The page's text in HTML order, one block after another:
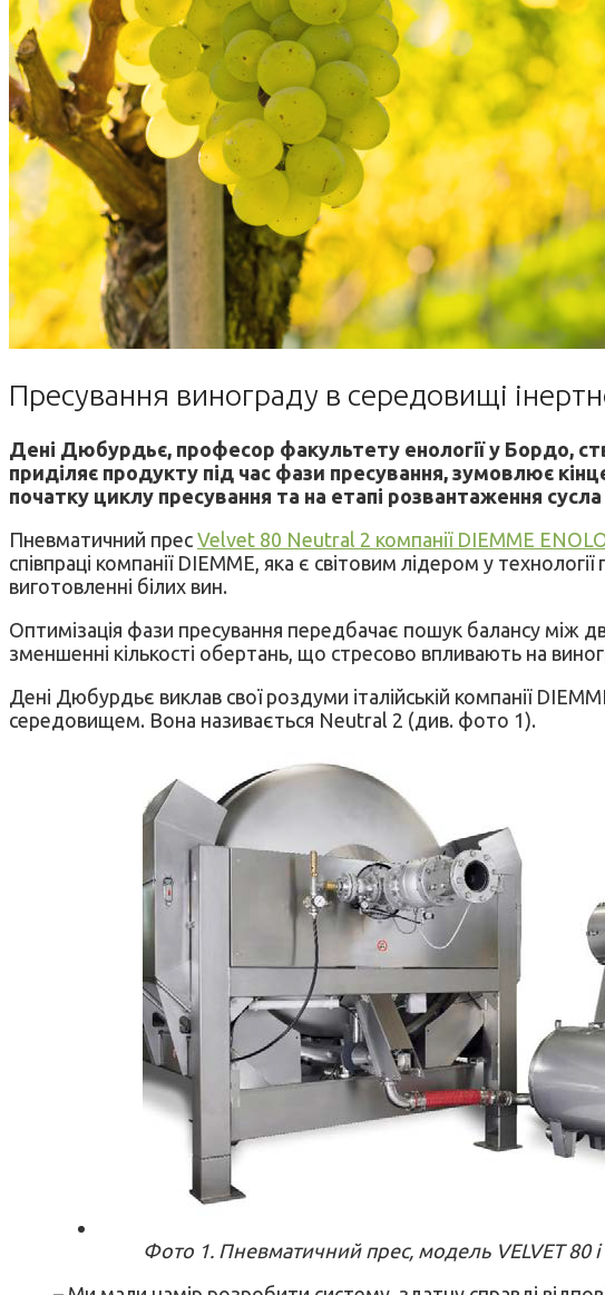
Пресування винограду в середовищі
Дені Дюбурдьє, професор факультету енології у Бордо,
приділяє продукту під час фази пресування, зумовлює
початку циклу пресування та на етапі розвантаження сусла
Пневматичний прес Velvet 80 Neutral 2 компанії DIEMME
співпраці компанії DIEMME, яка є світовим лідером у
виготовленні білих вин.
Оптимізація фази пресування передбачає пошук балансу між
зменшенні кількості обертань, що стресово впливають на
Дені Дюбурдьє виклав свої роздуми італійській компанії
середовищем. Вона називається Neutral 2 (див. фото 1).
Фото 1. Пневматичний прес, модель VELVET 80